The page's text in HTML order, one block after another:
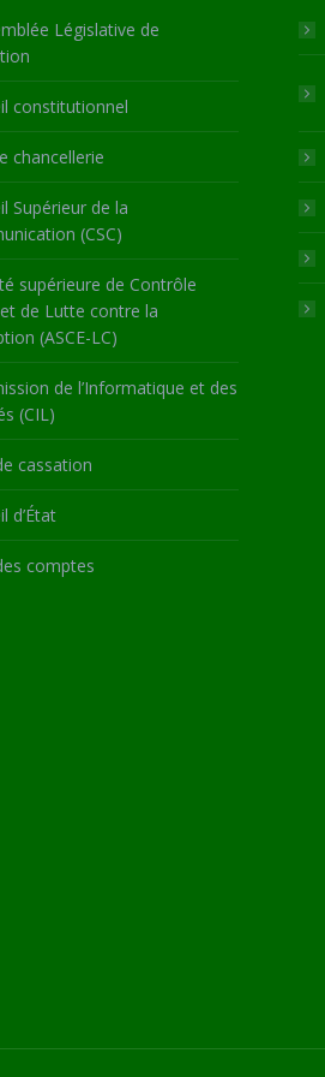
Législative de
constitutionnel
chancellerie
Supérieur de la
(CSC)
supérieure de Contrôle
et de Lutte contre la
(ASCE-LC)
de l’Informatique et des
(CIL)
cassation
d’État
comptes